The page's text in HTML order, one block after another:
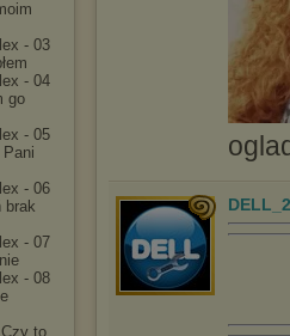
- 03
- 04
go
- 05
- 06
brak
- 07
- 08
to